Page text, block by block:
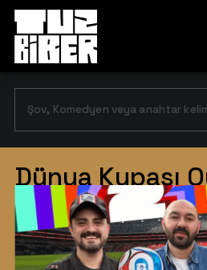
Dünya Kupası